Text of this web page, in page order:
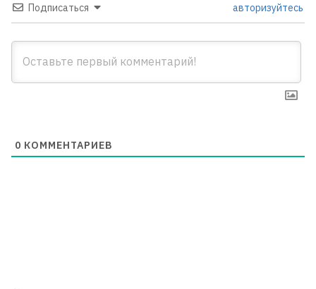
Подписаться авторизуйтесь
0 КОММЕНТАРИЕВ